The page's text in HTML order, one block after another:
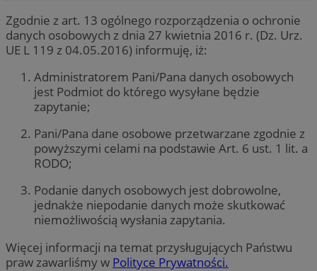
Zgodnie z art. 13 ogólnego rozporządzenia o ochronie
danych osobowych z dnia 27 kwietnia 2016 r. (Dz. Urz.
UE L 119 z 04.05.2016) informuję, iż:
Administratorem Pani/Pana danych osobowych
jest Podmiot do którego wysyłane będzie
zapytanie;
Pani/Pana dane osobowe przetwarzane zgodnie z
powyższymi celami na podstawie Art. 6 ust. 1 lit. a
RODO;
Podanie danych osobowych jest dobrowolne,
jednakże niepodanie danych może skutkować
niemożliwością wysłania zapytania.
Więcej informacji na temat przysługujących Państwu
praw zawarliśmy w Polityce Prywatności.